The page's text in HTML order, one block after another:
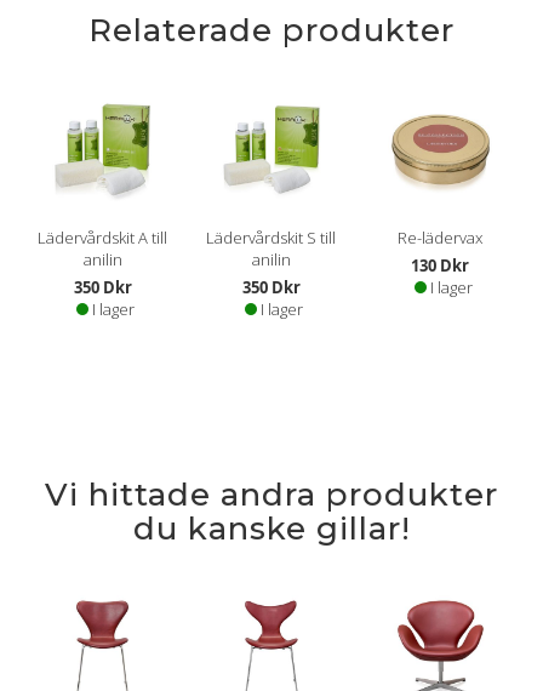
Relaterade produkter
Lädervårdskit A till
anilin
350 Dkr
I lager
Lädervårdskit S till
anilin
350 Dkr
I lager
Re-lädervax
130 Dkr
I lager
Vi hittade andra produkter
du kanske gillar!